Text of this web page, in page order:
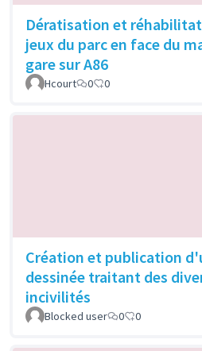
Dératisation et
jeux du parc en face du
gare sur A86
Hcourt 0 0
Création et publication
dessinée traitant des
incivilités
Blocked user 0 0